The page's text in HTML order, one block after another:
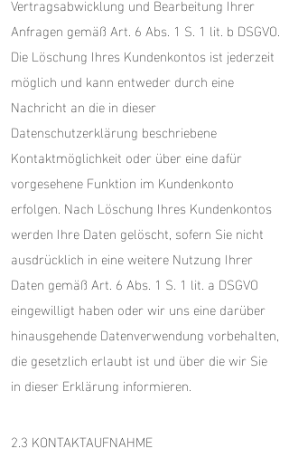
Anfragen gemäß Art. 6 Abs. 1 S. 1 lit. b DSGVO.
Die Löschung Ihres Kundenkontos ist jederzeit
möglich und kann entweder durch eine
Nachricht an die in dieser
Datenschutzerklärung beschriebene
Kontaktmöglichkeit oder über eine dafür
vorgesehene Funktion im Kundenkonto
erfolgen. Nach Löschung Ihres Kundenkontos
werden Ihre Daten gelöscht, sofern Sie nicht
ausdrücklich in eine weitere Nutzung Ihrer
Daten gemäß Art. 6 Abs. 1 S. 1 lit. a DSGVO
eingewilligt haben oder wir uns eine darüber
hinausgehende Datenverwendung vorbehalten,
die gesetzlich erlaubt ist und über die wir Sie
in dieser Erklärung informieren.
2.3 KONTAKTAUFNAHME